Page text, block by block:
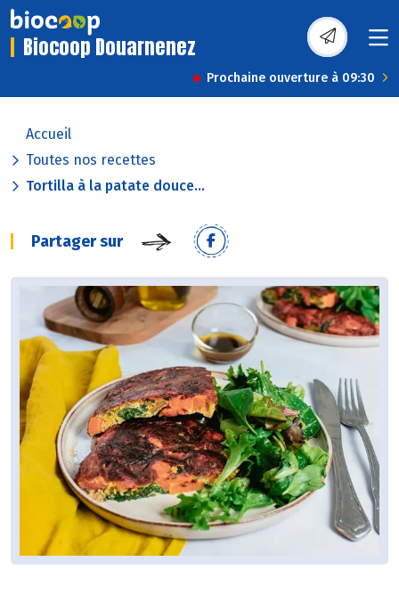
Biocoop Douarnenez
Prochaine ouverture à 09:30
Accueil
Toutes nos recettes
Tortilla à la patate douce...
Partager sur